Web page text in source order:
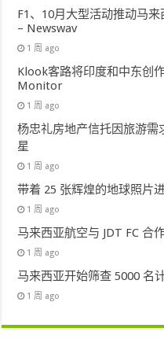
F1、10月大型活动推动马
– Newswav
1 周 ago
Klook客路将印度和中东创
Monitor
1 周 ago
杨忠礼房地产信托因旅游
星
1 周 ago
带着 25 张辉煌的地球照片
1 周 ago
马来西亚航空与 JDT FC 合
1 周 ago
马来西亚开始筛查 5000 名
1 周 ago